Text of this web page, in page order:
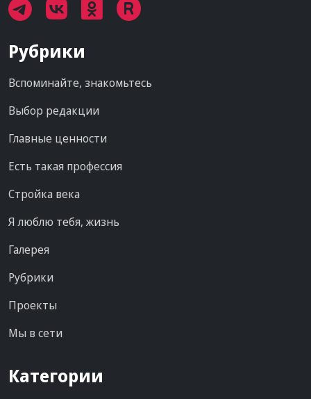
Рубрики
Вспоминайте, знакомьтесь
Выбор редакции
Главные ценности
Есть такая профессия
Стройка века
Я люблю тебя, жизнь
Галерея
Рубрики
Проекты
Мы в сети
Категории